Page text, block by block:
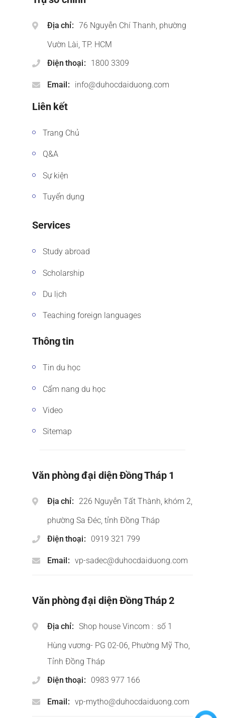
Địa chỉ
76 Nguyễn Chí Thanh, phường
Vườn Lài, TP. HCM
Điện thoại
1800 3309
Email info@duhocdaiduong.com
Liên kết
Trang Chủ
Q&A
Sự kiện
Tuyển dụng
Services
Study abroad
Scholarship
Du lịch
Teaching foreign languages
Thông tin
Tin du học
Cẩm nang du học
Video
Sitemap
Văn phòng đại diện Đồng Tháp 1
Địa chỉ
226 Nguyễn Tất Thành, khóm 2,
phường Sa Đéc, tỉnh Đồng Tháp
Điện thoại
0919 321 799
Email vp-sadec@duhocdaiduong.com
Văn phòng đại diện Đồng Tháp 2
Địa chỉ
Shop house Vincom : số 1
Hùng vương- PG 02-06, Phường Mỹ Tho,
Tỉnh Đồng Tháp
Điện thoại
0983 977 166
Email vp-mytho@duhocdaiduong.com